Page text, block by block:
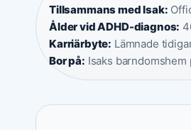
Tillsammans med Isak:
Ålder vid ADHD-diagnos:
Karriärbyte: Lämnade
Bor på: Isaks barndomshem